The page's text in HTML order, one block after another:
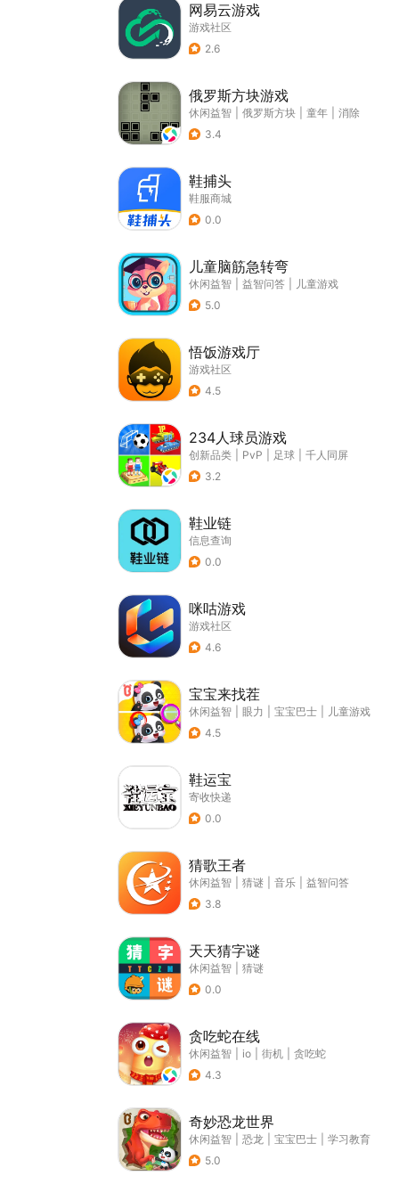
网易云游戏
游戏社区
2.6
俄罗斯方块游戏
休闲益智 俄罗斯方块 童年
消除
3.4
鞋捕头
鞋服商城
0.0
儿童脑筋急转弯
休闲益智 益智问答
儿童游戏
5.0
悟饭游戏厅
游戏社区
4.5
234人球员游戏
创新品类 PvP 足球
千人同屏
3.2
鞋业链
信息查询
0.0
咪咕游戏
游戏社区
4.6
宝宝来找茬
休闲益智 眼力 宝宝巴士
儿童游戏
4.5
鞋运宝
寄收快递
0.0
猜歌王者
休闲益智 猜谜 音乐
益智问答
3.8
天天猜字谜
休闲益智
猜谜
0.0
贪吃蛇在线
休闲益智 io 街机
贪吃蛇
4.3
奇妙恐龙世界
休闲益智 恐龙 宝宝巴士
学习教育
5.0